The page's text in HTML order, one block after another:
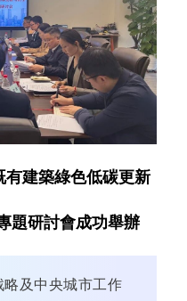
有建築綠色低碳更新
題研討會成功舉辦
略及中央城市工作